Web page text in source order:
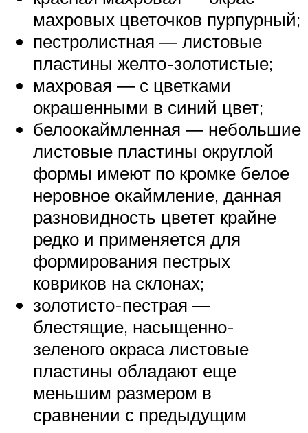
махровых цветочков пурпурный;
пестролистная ― листовые
пластины желто-золотистые;
махровая ― с цветками
окрашенными в синий цвет;
белоокаймленная ― небольшие
листовые пластины округлой
формы имеют по кромке белое
неровное окаймление, данная
разновидность цветет крайне
редко и применяется для
формирования пестрых
ковриков на склонах;
золотисто-пестрая ―
блестящие, насыщенно-
зеленого окраса листовые
пластины обладают еще
меньшим размером в
сравнении с предыдущим